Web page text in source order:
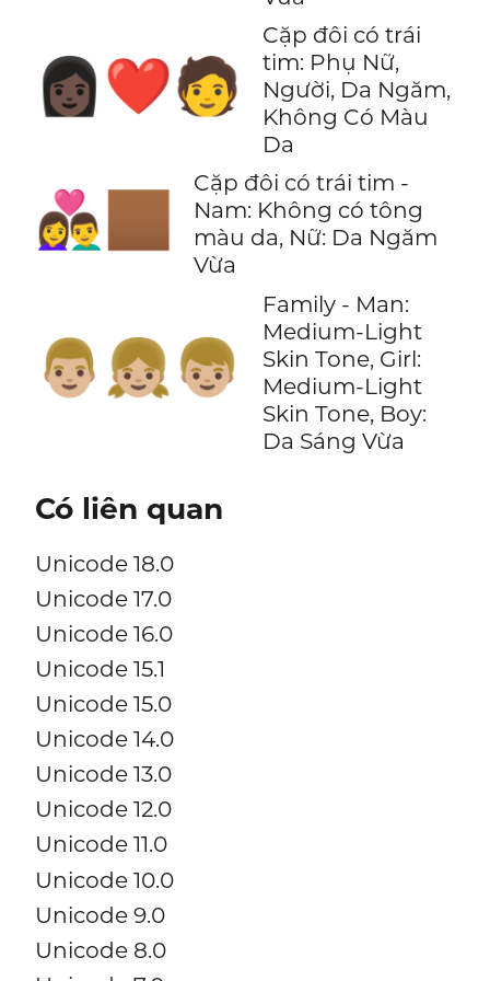
👩🏿‍❤️‍🧑
Cặp đôi có trái
tim: Phụ Nữ,
Người, Da Ngăm,
Không Có Màu
Da
👨‍❤️‍👩🏾
Cặp đôi có trái tim -
Nam: Không có tông
màu da, Nữ: Da Ngăm
Vừa
👨🏼‍👧🏼‍👦🏼
Family - Man:
Medium-Light
Skin Tone, Girl:
Medium-Light
Skin Tone, Boy:
Da Sáng Vừa
Có liên quan
Unicode 18.0
Unicode 17.0
Unicode 16.0
Unicode 15.1
Unicode 15.0
Unicode 14.0
Unicode 13.0
Unicode 12.0
Unicode 11.0
Unicode 10.0
Unicode 9.0
Unicode 8.0